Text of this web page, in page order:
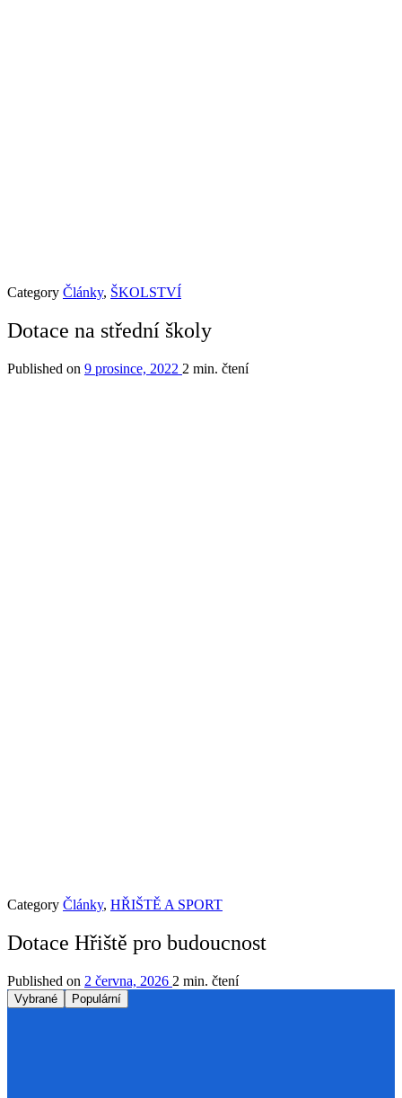
Category Články, ŠKOLSTVÍ
Dotace na střední školy
Published on 9 prosince, 2022 2 min. čtení
Category Články, HŘIŠTĚ A SPORT
Dotace Hřiště pro budoucnost
Published on 2 června, 2026 2 min. čtení
Vybrané Populární